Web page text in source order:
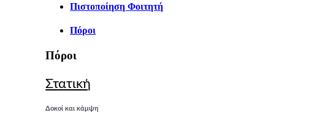
Πιστοποίηση Φοιτητή
Πόροι
Πόροι
Στατική
Δοκοί και κάμψη